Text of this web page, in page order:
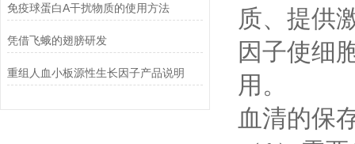
免疫球蛋白A干扰物质的使用方法
凭借飞蛾的翅膀研发
重组人血小板源性生长因子产品说明
质、提供
因子使细
用。
血清的保